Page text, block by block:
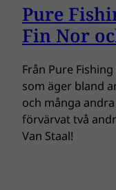
Pure
Fin Nor
Från Pure
som äger bland
och många
förvärvat två
Van Staal!